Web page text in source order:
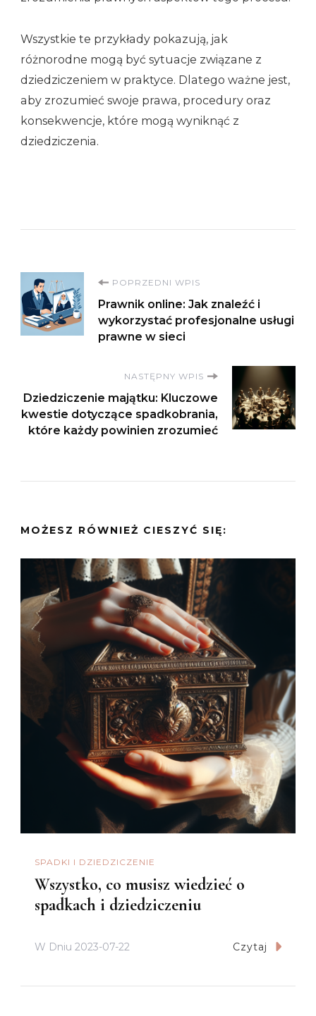
Wszystkie te przykłady pokazują, jak
różnorodne mogą być sytuacje związane z
dziedziczeniem w praktyce. Dlatego ważne jest,
aby zrozumieć swoje prawa, procedury oraz
konsekwencje, które mogą wyniknąć z
dziedziczenia.
Nawigacja
wpisu
POPRZEDNI WPIS
Prawnik online: Jak znaleźć i
wykorzystać profesjonalne usługi
prawne w sieci
NASTĘPNY WPIS
Dziedziczenie majątku: Kluczowe
kwestie dotyczące spadkobrania,
które każdy powinien zrozumieć
MOŻESZ RÓWNIEŻ CIESZYĆ SIĘ:
SPADKI I DZIEDZICZENIE
Wszystko, co musisz wiedzieć o
spadkach i dziedziczeniu
W Dniu 2023-07-22 Czytaj